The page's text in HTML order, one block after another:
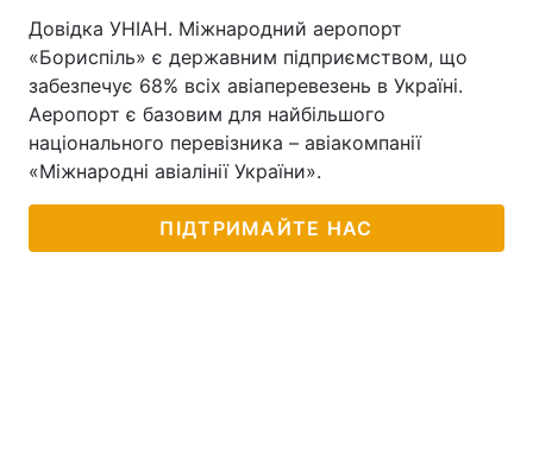
Довідка УНІАН. Міжнародний аеропорт
«Бориспіль» є державним підприємством, що
забезпечує 68% всіх авіаперевезень в Україні.
Аеропорт є базовим для найбільшого
національного перевізника – авіакомпанії
«Міжнародні авіалінії України».
ПІДТРИМАЙТЕ НАС